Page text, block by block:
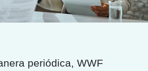
periódica, WWF